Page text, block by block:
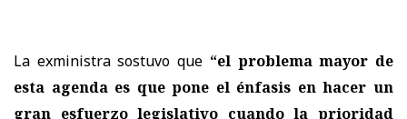
La exministra sostuvo que “el problema mayor de
esta agenda es que pone el énfasis en hacer un
gran esfuerzo legislativo cuando la prioridad